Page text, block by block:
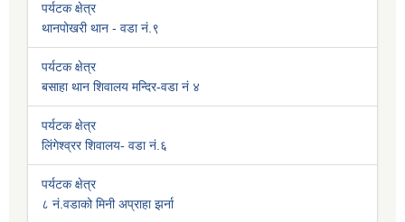
पर्यटक क्षेत्र
थानपोखरी थान - वडा नं.९
पर्यटक क्षेत्र
बसाहा थान शिवालय मन्दिर-वडा नं ४
पर्यटक क्षेत्र
लिंगेश्व्रर शिवालय- वडा नं.६
पर्यटक क्षेत्र
८ नं.वडाको मिनी अप्राहा झर्ना